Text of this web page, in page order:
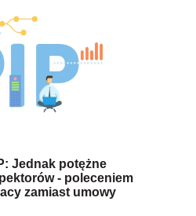
Jednak potężne
- poleceniem
zamiast umowy